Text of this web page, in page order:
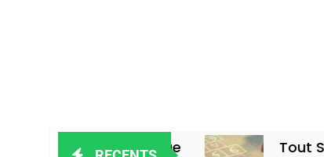
George Tout Sur La